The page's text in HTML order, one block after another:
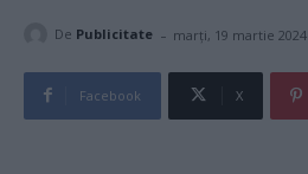
De Publicitate - marți, 19 martie 2024
Facebook X